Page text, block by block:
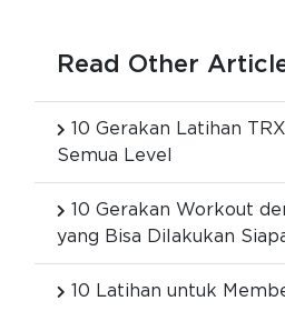
Read Other
10 Gerakan Latihan
Semua Level
10 Gerakan Workout
yang Bisa Dilakukan
10 Latihan untuk